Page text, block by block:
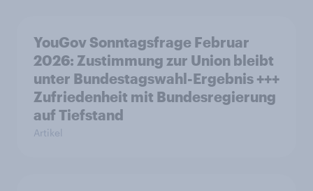
YouGov Sonntagsfrage Februar
2026: Zustimmung zur Union bleibt
unter Bundestagswahl-Ergebnis +++
Zufriedenheit mit Bundesregierung
auf Tiefstand
Artikel